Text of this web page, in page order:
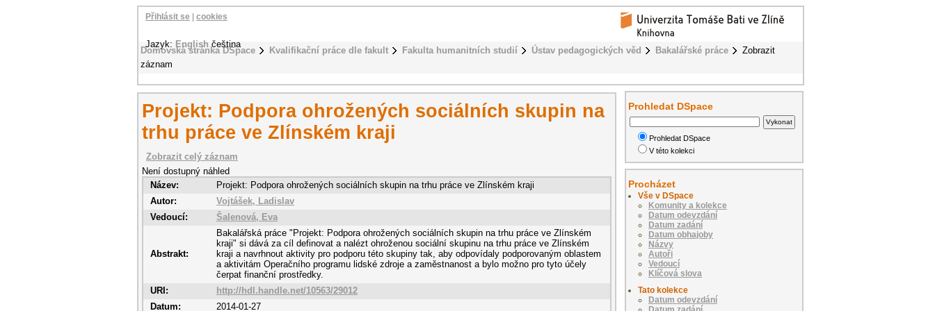
Domovská stránka DSpace Kvalifikační práce dle fakult Fakulta humanitních studií Ústav pedagogických věd Bakalářské práce
Zobrazit
záznam
Přihlásit se cookies
Jazyk: English čeština
Projekt: Podpora ohrožených sociálních skupin na
trhu práce ve Zlínském kraji
Zobrazit celý záznam
Není dostupný náhled
Název:
Projekt: Podpora ohrožených sociálních skupin na trhu práce ve Zlínském kraji
Autor:
Vojtášek, Ladislav
Vedoucí:
Šalenová, Eva
Abstrakt:
Bakalářská práce "Projekt: Podpora ohrožených sociálních skupin na trhu práce ve Zlínském
kraji" si dává za cíl definovat a nalézt ohroženou sociální skupinu na trhu práce ve Zlínském
kraji a navrhnout aktivity pro podporu této skupiny tak, aby odpovídaly podporovaným oblastem
a aktivitám Operačního programu lidské zdroje a zaměstnanost a bylo možno pro tyto účely
čerpat finanční prostředky.
URI:
http://hdl.handle.net/10563/29012
Datum:
2014-01-27
Prohledat DSpace
Prohledat DSpace
V této kolekci
Procházet
Vše v DSpace
Komunity a kolekce
Datum odevzdání
Datum zadání
Datum obhajoby
Názvy
Autoři
Vedoucí
Klíčová slova
Tato kolekce
Datum odevzdání